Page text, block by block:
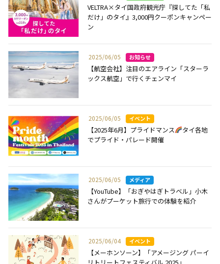
VELTRA×タイ国政府観光庁『探してた「私
だけ」のタイ』3,000円クーポンキャンペー
ン
2025/06/05
【航空会社】注目のエアライン「スターラ
ックス航空」で行くチェンマイ
2025/06/05
【2025年6月】プライドマンス
タイ各地
でプライド・パレード開催
2025/06/05
【YouTube】「おぎやはぎトラベル」小木
さんがプーケット旅行での体験を紹介
2025/06/04
【メーホンソーン】「アメージング パーイ
リトリートフェスティバル 2025」